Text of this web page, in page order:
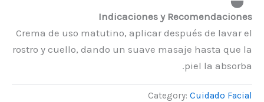
Indicaciones y Recomendaciones
Crema de uso matutino, aplicar después de lavar el
rostro y cuello, dando un suave masaje hasta que la
piel la absorba.
Category: Cuidado Facial